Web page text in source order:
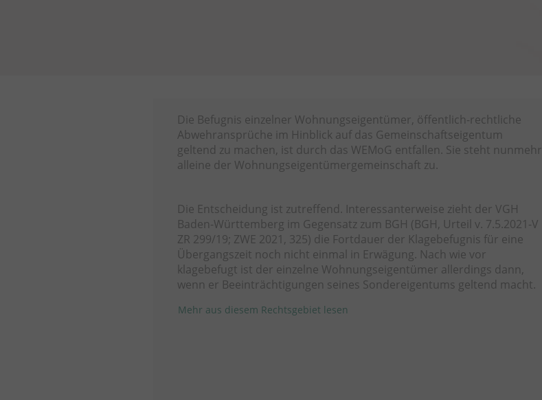
Die Befugnis einzelner Wohnungseigentümer, öffentlich-rechtliche
Abwehransprüche im Hinblick auf das Gemeinschaftseigentum
geltend zu machen, ist durch das WEMoG entfallen. Sie steht nunmehr
alleine der Wohnungseigentümergemeinschaft zu.
Die Entscheidung ist zutreffend. Interessanterweise zieht der VGH
Baden-Württemberg im Gegensatz zum BGH (BGH, Urteil v. 7.5.2021-V
ZR 299/19; ZWE 2021, 325) die Fortdauer der Klagebefugnis für eine
Übergangszeit noch nicht einmal in Erwägung. Nach wie vor
klagebefugt ist der einzelne Wohnungseigentümer allerdings dann,
wenn er Beeinträchtigungen seines Sondereigentums geltend macht.
Mehr aus diesem Rechtsgebiet lesen